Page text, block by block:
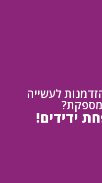
לעשייה
ידידים!